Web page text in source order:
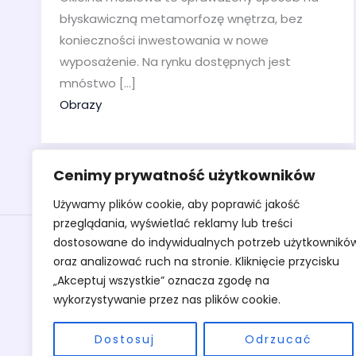
Cenimy prywatność użytkowników
Używamy plików cookie, aby poprawić jakość
przeglądania, wyświetlać reklamy lub treści
dostosowane do indywidualnych potrzeb
oraz analizować ruch na stronie. Kliknięcie przycisku
„Akceptuj wszystkie” oznacza zgodę na
wykorzystywanie przez nas plików cookie.
Dostosuj Odrzucać
błyskawiczną metamorfozę wnętrza, bez
konieczności inwestowania w nowe
wyposażenie. Na rynku dostępnych jest
mnóstwo […]
Obrazy
Obrazy
Rzeźby
Sztuka
Warsztaty
O pracowni
Kontakt